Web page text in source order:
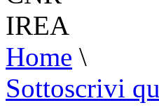
Home \
Sottoscrivi